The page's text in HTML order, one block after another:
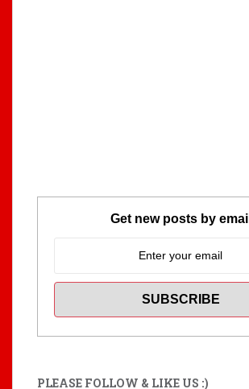
Get new posts by email
PLEASE FOLLOW & LIKE US :)